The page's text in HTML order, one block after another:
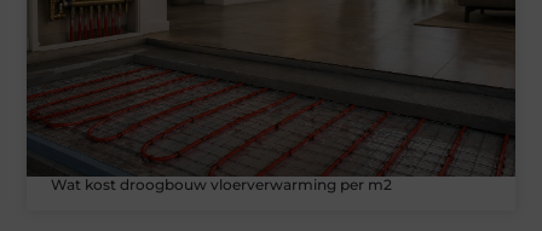
Wat kost droogbouw vloerverwarming per m2